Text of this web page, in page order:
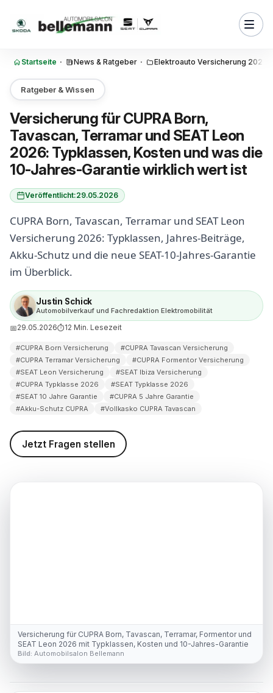
Startseite · News & Ratgeber · Elektroauto Versicherung 2026:
Ratgeber & Wissen
Versicherung für CUPRA Born,
Tavascan, Terramar und SEAT Leon
2026: Typklassen, Kosten und was die
10-Jahres-Garantie wirklich wert ist
Veröffentlicht:29.05.2026
CUPRA Born, Tavascan, Terramar und SEAT Leon
Versicherung 2026: Typklassen, Jahres-Beiträge,
Akku-Schutz und die neue SEAT-10-Jahres-Garantie
im Überblick.
Justin Schick
Automobilverkauf und Fachredaktion Elektromobilität
📅29.05.2026⏱12 Min. Lesezeit
#CUPRA Born Versicherung
#CUPRA Tavascan Versicherung
#CUPRA Terramar Versicherung
#CUPRA Formentor Versicherung
#SEAT Leon Versicherung
#SEAT Ibiza Versicherung
#CUPRA Typklasse 2026
#SEAT Typklasse 2026
#SEAT 10 Jahre Garantie
#CUPRA 5 Jahre Garantie
#Akku-Schutz CUPRA
#Vollkasko CUPRA Tavascan
Jetzt Fragen stellen
Versicherung für CUPRA Born, Tavascan, Terramar, Formentor und
SEAT Leon 2026 mit Typklassen, Kosten und 10-Jahres-Garantie
Bild: Automobilsalon Bellemann
Hebel
5-Jahres-Garantie als Mittel-
Empfehlungen pro CUPRA-
SEAT — wann sich was lohnt
CUPRA Born vs.
Skoda Elroq
weiterführende